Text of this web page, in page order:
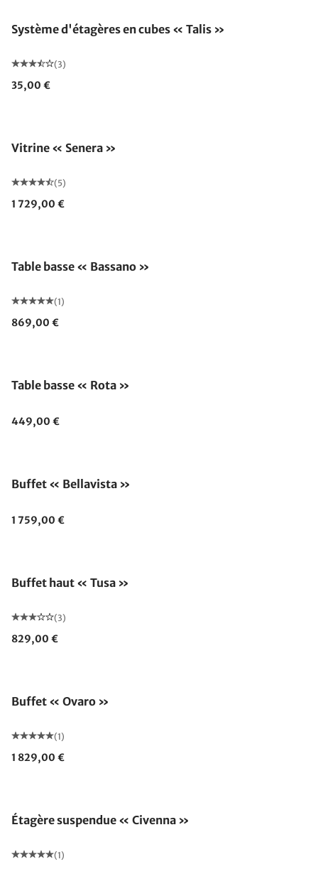
Système d'étagères en cubes « Talis »
(3)
35,00 €
Vitrine « Senera »
(5)
1 729,00 €
Table basse « Bassano »
(1)
869,00 €
Table basse « Rota »
449,00 €
Buffet « Bellavista »
1 759,00 €
Buffet haut « Tusa »
(3)
829,00 €
Buffet « Ovaro »
(1)
1 829,00 €
Étagère suspendue « Civenna »
(1)